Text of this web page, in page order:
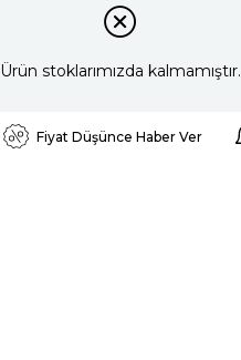
Ürün stoklarımızda kalmamıştır.
Fiyat Düşünce Haber Ver